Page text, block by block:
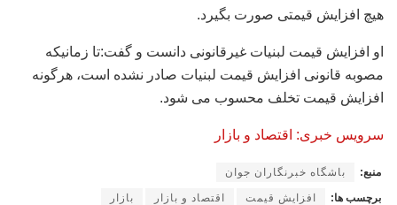
هیچ افزایش قیمتی صورت بگیرد.
او افزایش قیمت لبنیات غیرقانونی دانست و گفت:تا زمانیکه
مصوبه قانونی افزایش قیمت لبنیات صادر نشده است، هرگونه
افزایش قیمت تخلف محسوب می شود.
سرویس خبری: اقتصاد و بازار
منبع: باشگاه خبرنگاران جوان
برچسب ها: افزایش قیمت اقتصاد و بازار بازار